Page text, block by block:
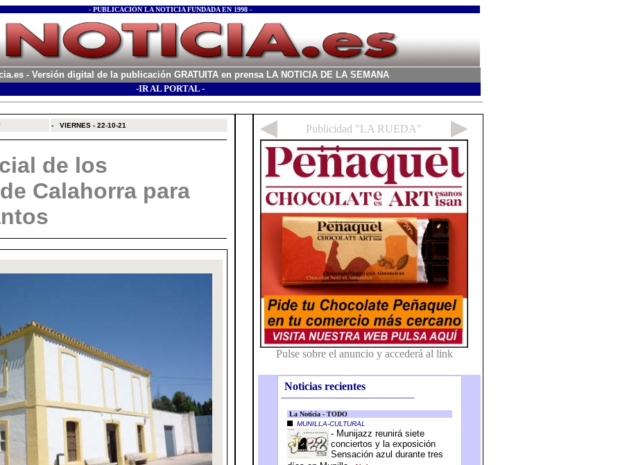
- PUBLICACIÓN LA NOTICIA FUNDADA EN 1998 -
- Versión digital de la publicación GRATUITA en prensa LA NOTICIA DE LA SEMANA
-IR AL PORTAL -
- VIERNES - 22-10-21
de los
Calahorra para
Noticias recientes
-----------------------------------------------------------------